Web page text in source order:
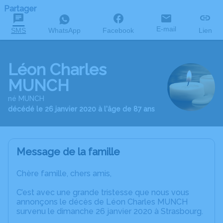
Partager
SMS WhatsApp Facebook E-mail Lien
Léon Charles
MUNCH
né MUNCH
décédé le 26 janvier 2020 à l'âge de 87 ans
Message de la famille
Chère famille, chers amis,
C’est avec une grande tristesse que nous vous
annonçons le décès de Léon Charles MUNCH
survenu le dimanche 26 janvier 2020 à Strasbourg.